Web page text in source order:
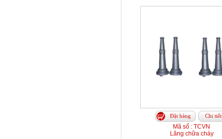
Đặt hàng Chi tiết
Mã số : TCVN
Lăng chữa cháy